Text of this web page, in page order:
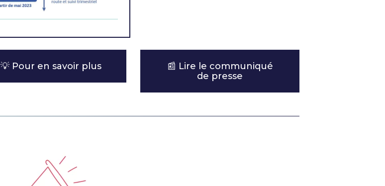
💡 Pour en savoir plus
📰 Lire le communiqué
de presse